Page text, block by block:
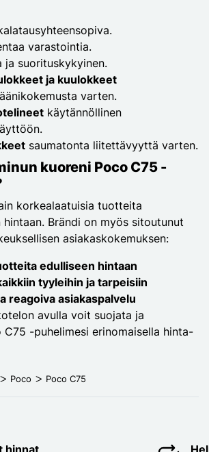
varastointia.
ja suorituskykyinen.
ja kuulokkeet
varten.
käytännöllinen
saumatonta liitettävyyttä varten.
kuoreni Poco C75 -
korkealaatuisia tuotteita
Brändi on myös sitoutunut
asiakaskokemuksen:
edulliseen hintaan
tyyleihin ja tarpeisiin
reagoiva asiakaspalvelu
avulla voit suojata ja
C75 -puhelimesi erinomaisella hinta-
Poco Poco C75
hinnat